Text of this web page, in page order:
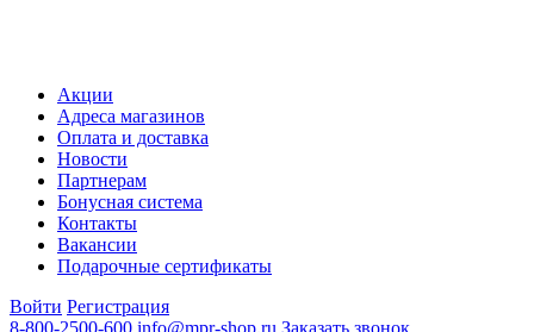
Акции
Адреса магазинов
Оплата и доставка
Новости
Партнерам
Бонусная система
Контакты
Вакансии
Подарочные сертификаты
Войти Регистрация
8-800-2500-600 info@mpr-shop.ru Заказать звонок